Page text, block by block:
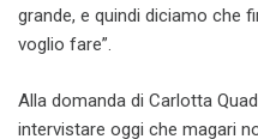
grande, e quindi diciamo che
voglio fare”.
Alla domanda di Carlotta
intervistare oggi che magari